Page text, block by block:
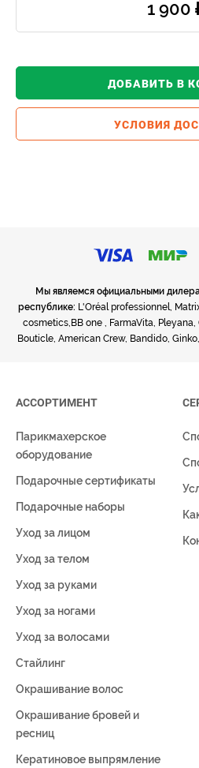
1 900
ДОБАВИТЬ В
УСЛОВИЯ
Мы являемся официальными
республике: L'Oréal professionnel,
cosmetics,BB one , FarmaVita, Pleyana,
Bouticle, American Crew, Bandido,
АССОРТИМЕНТ
Парикмахерское
оборудование
Подарочные сертификаты
Подарочные наборы
Уход за лицом
Уход за телом
Уход за руками
Уход за ногами
Уход за волосами
Стайлинг
Окрашивание волос
Окрашивание бровей и
ресниц
Кератиновое выпрямление